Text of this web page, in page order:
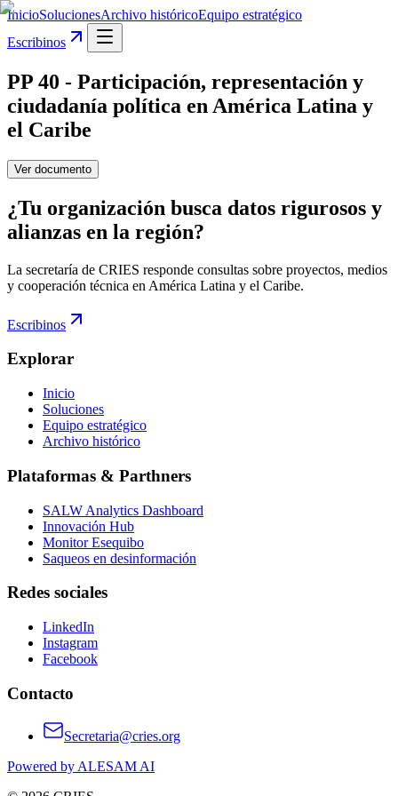
InicioSolucionesArchivo históricoEquipo estratégico
Escribinos
PP 40 - Participación, representación y
ciudadanía política en América Latina y
el Caribe
Ver documento
¿Tu organización busca datos rigurosos y
alianzas en la región?
La secretaría de CRIES responde consultas sobre proyectos, medios
y cooperación técnica en América Latina y el Caribe.
Escribinos
Explorar
Inicio
Soluciones
Equipo estratégico
Archivo histórico
Plataformas & Parthners
SALW Analytics Dashboard
Innovación Hub
Monitor Esequibo
Saqueos en desinformación
Redes sociales
LinkedIn
Instagram
Facebook
Contacto
Secretaria@cries.org
Powered by ALESAM AI